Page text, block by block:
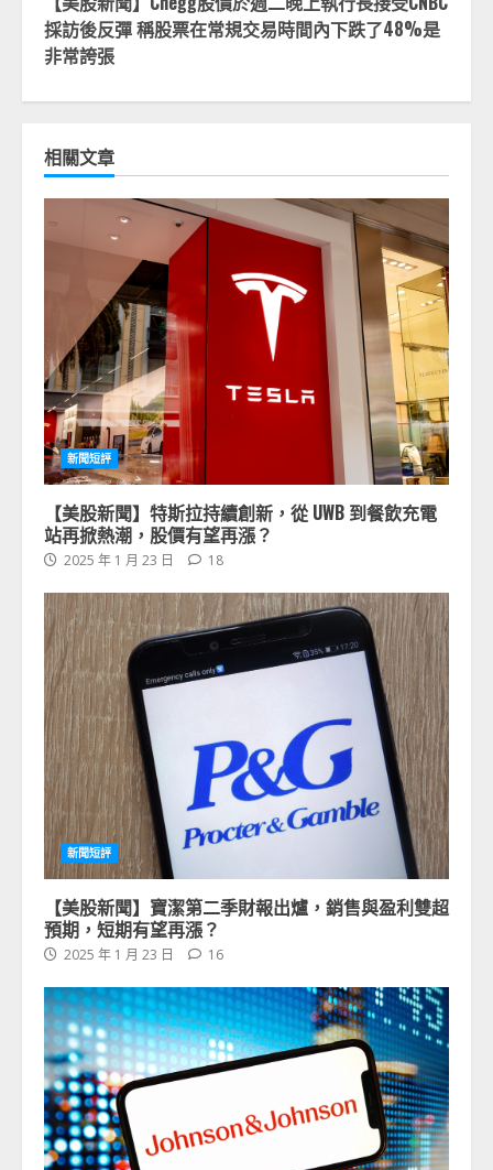
採訪後反彈 稱股票在常規交易時間內下跌了48%是
非常誇張
相關文章
新聞短評
【美股新聞】特斯拉持續創新，從 UWB 到餐飲充電
站再掀熱潮，股價有望再漲？
2025 年 1 月 23 日 18
新聞短評
【美股新聞】寶潔第二季財報出爐，銷售與盈利雙超
預期，短期有望再漲？
2025 年 1 月 23 日 16